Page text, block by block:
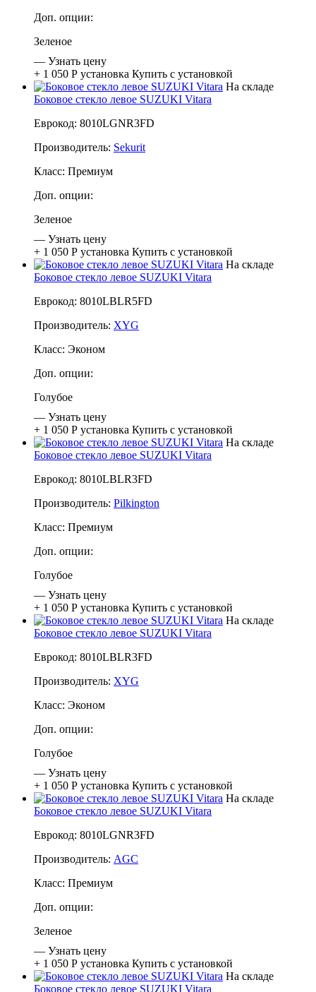
Доп. опции:
Зеленое
— Узнать цену
+ 1 050 Р установка Купить с установкой
На складе
Боковое стекло левое SUZUKI Vitara
Еврокод: 8010LGNR3FD
Производитель: Sekurit
Класс: Премиум
Доп. опции:
Зеленое
— Узнать цену
+ 1 050 Р установка Купить с установкой
На складе
Боковое стекло левое SUZUKI Vitara
Еврокод: 8010LBLR5FD
Производитель: XYG
Класс: Эконом
Доп. опции:
Голубое
— Узнать цену
+ 1 050 Р установка Купить с установкой
На складе
Боковое стекло левое SUZUKI Vitara
Еврокод: 8010LBLR3FD
Производитель: Pilkington
Класс: Премиум
Доп. опции:
Голубое
— Узнать цену
+ 1 050 Р установка Купить с установкой
На складе
Боковое стекло левое SUZUKI Vitara
Еврокод: 8010LBLR3FD
Производитель: XYG
Класс: Эконом
Доп. опции:
Голубое
— Узнать цену
+ 1 050 Р установка Купить с установкой
На складе
Боковое стекло левое SUZUKI Vitara
Еврокод: 8010LGNR3FD
Производитель: AGC
Класс: Премиум
Доп. опции:
Зеленое
— Узнать цену
+ 1 050 Р установка Купить с установкой
На складе
Боковое стекло левое SUZUKI Vitara